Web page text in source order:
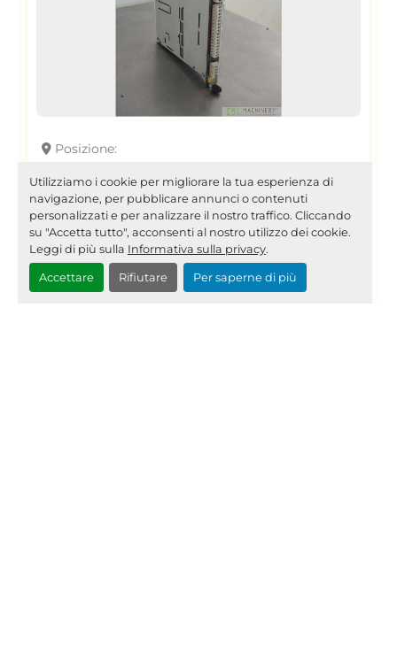
Utilizziamo i cookie per migliorare la tua esperienza di
navigazione, per pubblicare annunci o contenuti
personalizzati e per analizzare il nostro traffico. Cliccando
su "Accetta tutto", acconsenti al nostro utilizzo dei cookie.
Leggi di più sulla Informativa sulla privacy.
Accettare Rifiutare Per saperne di più
Posizione
2001 KEBA TT 081 AI2079
Scheda controllo temperature Keba TT
081
dettagli